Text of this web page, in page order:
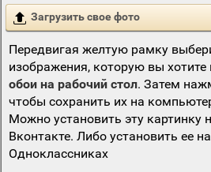
Загрузить свое фото
Передвигая желтую рамку
изображения, которую вы хотите
обои на рабочий стол. Затем
чтобы сохранить их на
Можно установить эту картинку
Вконтакте. Либо установить ее
Одноклассниках